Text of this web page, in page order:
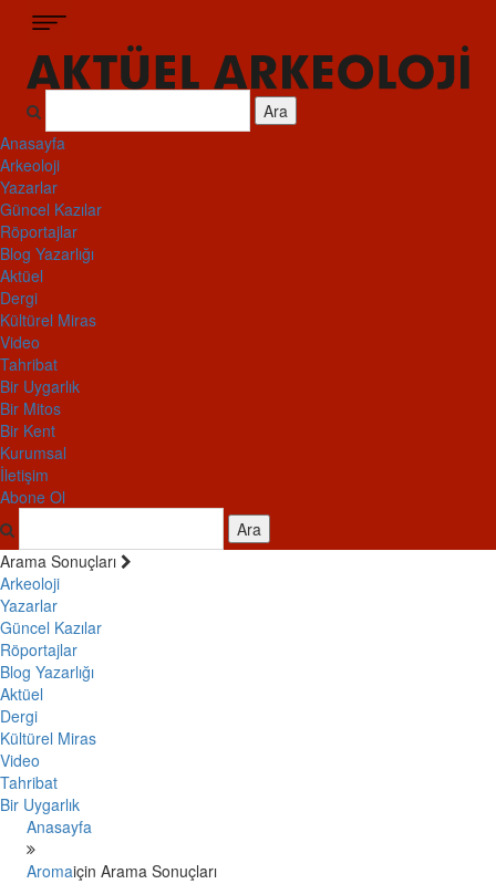
Ara
Anasayfa
Arkeoloji
Yazarlar
Güncel Kazılar
Röportajlar
Blog Yazarlığı
Aktüel
Dergi
Kültürel Miras
Video
Tahribat
Bir Uygarlık
Bir Mitos
Bir Kent
Kurumsal
İletişim
Abone Ol
Ara
Arama Sonuçları
Arkeoloji
Yazarlar
Güncel Kazılar
Röportajlar
Blog Yazarlığı
Aktüel
Dergi
Kültürel Miras
Video
Tahribat
Bir Uygarlık
Anasayfa
Aromaiçin Arama Sonuçları